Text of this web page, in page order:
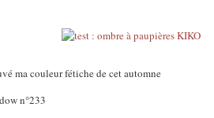
ma couleur fétiche de cet automne
n°233